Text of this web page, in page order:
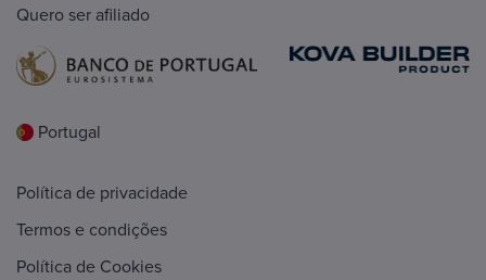
Quero ser afiliado
Portugal
Política de privacidade
Termos e condições
Política de Cookies